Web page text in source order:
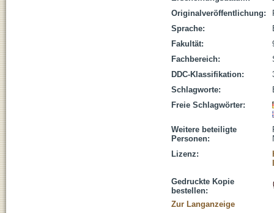
Originalveröffentlichung:
Sprache:
Fakultät:
Fachbereich:
DDC-Klassifikation:
Schlagworte:
Freie Schlagwörter:
Weitere beteiligte
Personen:
Lizenz:
Gedruckte Kopie
bestellen:
Zur Langanzeige